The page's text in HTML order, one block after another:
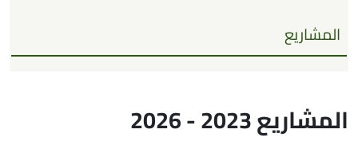
2023 - 2026